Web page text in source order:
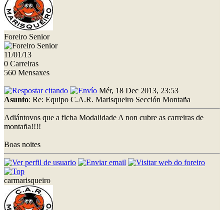
Foreiro Senior
11/01/13
0 Carreiras
560 Mensaxes
Mér, 18 Dec 2013, 23:53
Asunto: Re: Equipo C.A.R. Marisqueiro Sección Montaña
Adiántovos que a ficha Modalidade A non cubre as carreiras de
montaña!!!!
Boas noites
carmarisqueiro